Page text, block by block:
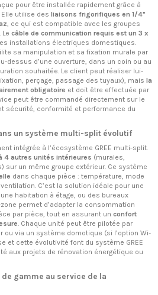
pour être installée rapidement grâce à
Elle utilise des liaisons frigorifiques en 1/4"
, ce qui est compatible avec les groupes
câble de communication requis est un 3 x
installations électriques domestiques.
sa manipulation et sa fixation murale par
dessus d’une ouverture, dans un coin ou au
souhaitée. Le client peut réaliser lui-
perçage, passage des tuyaux), mais la
obligatoire et doit être effectuée par
peut être commandé directement sur le
sécurité, conformité et performance du
un système multi-split évolutif
intégrée à l’écosystème GREE multi-split.
4 autres unités intérieures (murales,
sur un même groupe extérieur. Ce système
dans chaque pièce : température, mode
C’est la solution idéale pour une
habitation à étage, ou des bureaux
permet d’adapter la consommation
par pièce, tout en assurant un confort
. Chaque unité peut être pilotée par
via un système domotique (si l’option Wi-
et cette évolutivité font du système GREE
aux projets de rénovation énergétique ou
gamme au service de la